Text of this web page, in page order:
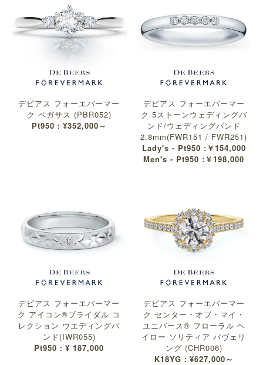
デビアス フォーエバーマー
ク ペガサス (PBR052)
Pt950：¥352,000～
デビアス フォーエバーマー
ク 5ストーンウェディングバ
ンド/ウェディングバンド
2.8mm(FWR151 / FWR251)
Lady's - Pt950 :￥154,000
Men's - Pt950 :￥198,000
デビアス フォーエバーマー
ク アイコン®︎ブライダル コ
レクション ウエディングバ
ンド(IWR055)
Pt950：¥ 187,000
デビアス フォーエバーマー
ク センター・オブ・マイ・
ユニバース® フローラル ヘ
イロー ソリティア パヴェリ
ング (CHR006)
K18YG：¥627,000～